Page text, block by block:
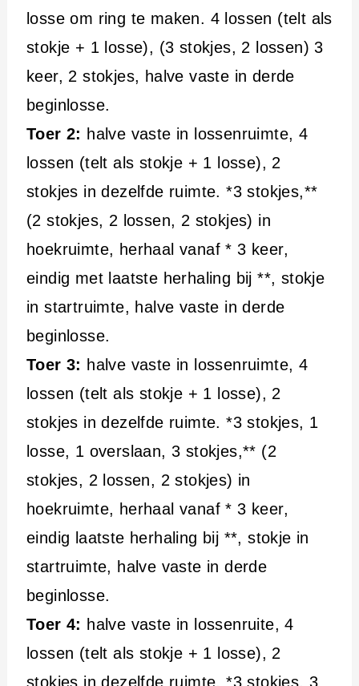
losse om ring te maken. 4 lossen (telt als
stokje + 1 losse), (3 stokjes, 2 lossen) 3
keer, 2 stokjes, halve vaste in derde
beginlosse.
Toer 2: halve vaste in lossenruimte, 4
lossen (telt als stokje + 1 losse), 2
stokjes in dezelfde ruimte. *3 stokjes,**
(2 stokjes, 2 lossen, 2 stokjes) in
hoekruimte, herhaal vanaf * 3 keer,
eindig met laatste herhaling bij **, stokje
in startruimte, halve vaste in derde
beginlosse.
Toer 3: halve vaste in lossenruimte, 4
lossen (telt als stokje + 1 losse), 2
stokjes in dezelfde ruimte. *3 stokjes, 1
losse, 1 overslaan, 3 stokjes,** (2
stokjes, 2 lossen, 2 stokjes) in
hoekruimte, herhaal vanaf * 3 keer,
eindig laatste herhaling bij **, stokje in
startruimte, halve vaste in derde
beginlosse.
Toer 4: halve vaste in lossenruite, 4
lossen (telt als stokje + 1 losse), 2
stokjes in dezelfde ruimte, *3 stokjes, 3